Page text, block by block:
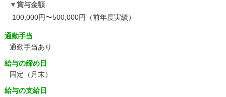
賞与金額
100,000円〜500,000円（前年度実績）
通勤手当
通勤手当あり
給与の締め日
固定（月末）
給与の支給日